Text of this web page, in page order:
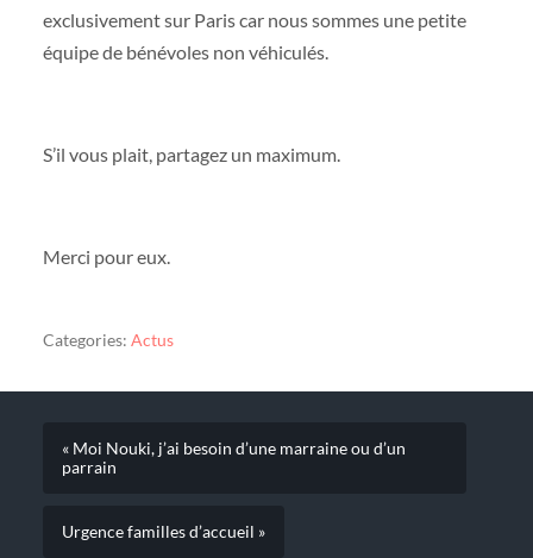
exclusivement sur Paris car nous sommes une petite
équipe de bénévoles non véhiculés.
S’il vous plait, partagez un maximum.
Merci pour eux.
Categories: Actus
« Moi Nouki, j’ai besoin d’une marraine ou d’un
parrain
Urgence familles d’accueil »